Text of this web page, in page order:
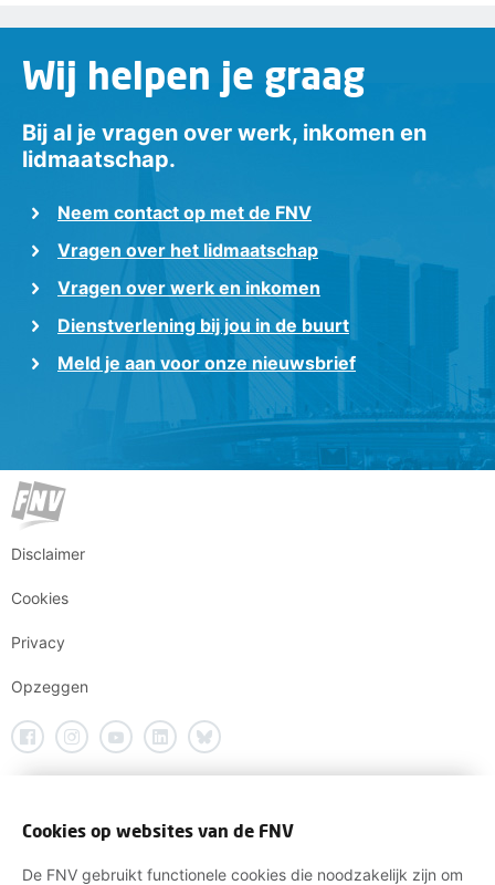
Wij helpen je graag
Bij al je vragen over werk, inkomen en
lidmaatschap.
Neem contact op met de FNV
Vragen over het lidmaatschap
Vragen over werk en inkomen
Dienstverlening bij jou in de buurt
Meld je aan voor onze nieuwsbrief
Disclaimer
Cookies
Privacy
Opzeggen
Cookies op websites van de FNV
De FNV gebruikt functionele cookies die noodzakelijk zijn om